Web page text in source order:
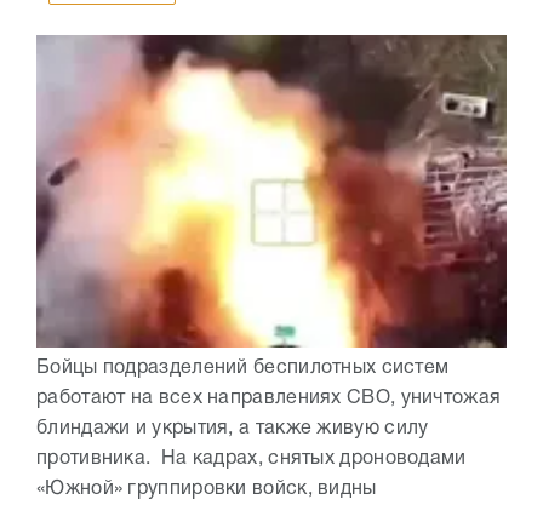
Бойцы подразделений беспилотных систем
работают на всех направлениях СВО, уничтожая
блиндажи и укрытия, а также живую силу
противника. На кадрах, снятых дроноводами
«Южной» группировки войск, видны